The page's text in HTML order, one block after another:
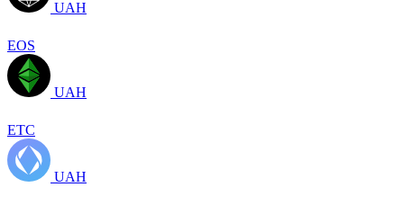
UAH
EOS
UAH
ETC
UAH